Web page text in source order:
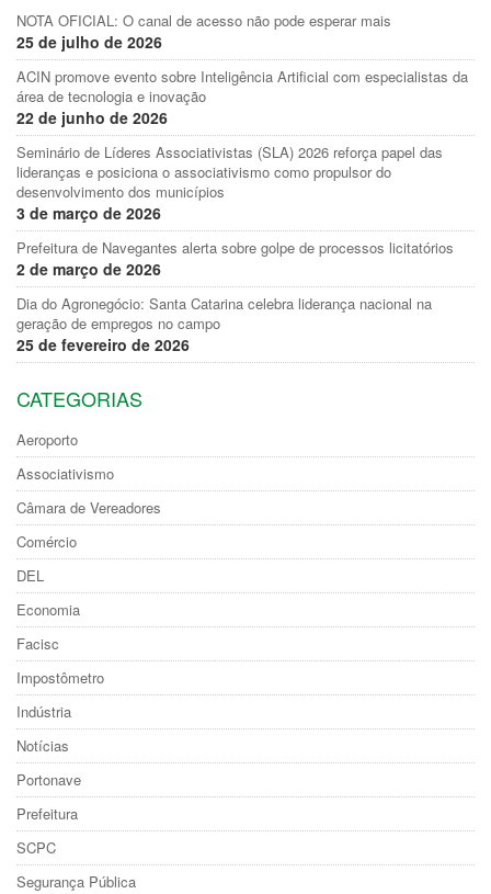
NOTA OFICIAL: O canal de acesso não pode esperar mais
25 de julho de 2026
ACIN promove evento sobre Inteligência Artificial com especialistas da
área de tecnologia e inovação
22 de junho de 2026
Seminário de Líderes Associativistas (SLA) 2026 reforça papel das
lideranças e posiciona o associativismo como propulsor do
desenvolvimento dos municípios
3 de março de 2026
Prefeitura de Navegantes alerta sobre golpe de processos licitatórios
2 de março de 2026
Dia do Agronegócio: Santa Catarina celebra liderança nacional na
geração de empregos no campo
25 de fevereiro de 2026
CATEGORIAS
Aeroporto
Associativismo
Câmara de Vereadores
Comércio
DEL
Economia
Facisc
Impostômetro
Indústria
Notícias
Portonave
Prefeitura
SCPC
Segurança Pública